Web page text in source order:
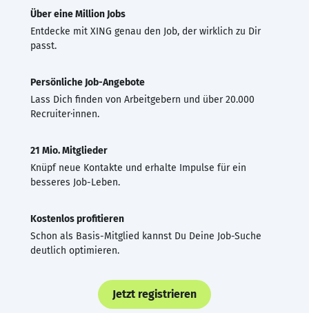
Über eine Million Jobs
Entdecke mit XING genau den Job, der wirklich zu Dir
passt.
Persönliche Job-Angebote
Lass Dich finden von Arbeitgebern und über 20.000
Recruiter·innen.
21 Mio. Mitglieder
Knüpf neue Kontakte und erhalte Impulse für ein
besseres Job-Leben.
Kostenlos profitieren
Schon als Basis-Mitglied kannst Du Deine Job-Suche
deutlich optimieren.
Jetzt registrieren